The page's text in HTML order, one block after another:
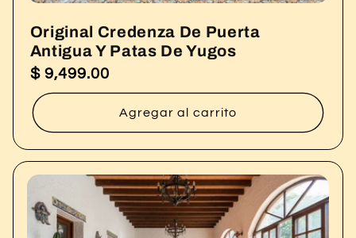
Original Credenza De Puerta
Antigua Y Patas De Yugos
Precio
habitual
$ 9,499.00
Agregar al carrito